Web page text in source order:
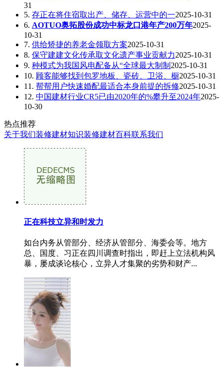
31
5. 存正在将住宿取出产、储存、运营中的一2025-10-31
6. AOTUO奥拓股份成功中标龙口港年产200万年2025-
10-31
7. 供给矫捷的养老金领取方案2025-10-31
8. 保守建建文化传承取文化遗产事业贡献力2025-10-31
9. 种模式为我国风电配备从“全球最大制制 2025-10-31
10. 顾客能够找到包罗地板、瓷砖、卫浴、橱2025-10-31
11. 帮帮用户快速婚配最适合本身前提的拆修2025-10-31
12. 中国建材行业CR5已由2020年的%攀升至2024年2025-
10-30
热点推荐
关于我们装修建材知识装修建材百科联系我们
正在科技立异和时发力
如台内务从管部分、经济从管部分、海委会等。地方
总、国度、习正在四川调查时指出，即赶上立法机构风
暴，屡成谈论核心，立异人才集聚的劣势和财产...